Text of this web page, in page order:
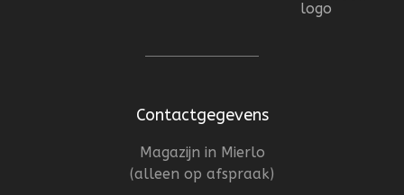
Contactgegevens
Magazijn in Mierlo
(alleen op afspraak)